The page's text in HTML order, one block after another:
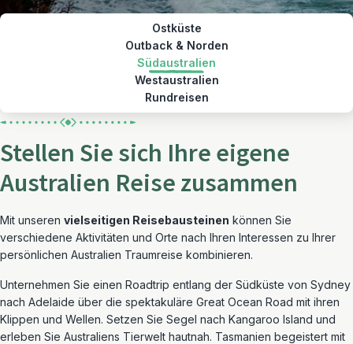
Ostküste
Outback & Norden
Südaustralien
Westaustralien
Rundreisen
Stellen Sie sich Ihre eigene
Australien Reise zusammen
Mit unseren vielseitigen Reisebausteinen können Sie
verschiedene Aktivitäten und Orte nach Ihren Interessen zu Ihrer
persönlichen Australien Traumreise kombinieren.
Unternehmen Sie einen Roadtrip entlang der Südküste von Sydney
nach Adelaide über die spektakuläre Great Ocean Road mit ihren
Klippen und Wellen. Setzen Sie Segel nach Kangaroo Island und
erleben Sie Australiens Tierwelt hautnah. Tasmanien begeistert mit